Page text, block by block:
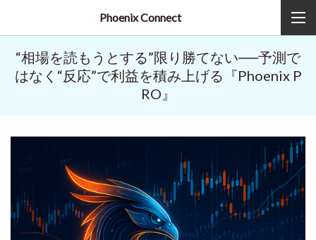
Phoenix Connect
“相場を読もうとする”限り勝てない──予測で
はなく“反応”で利益を積み上げる『Phoenix P
RO』